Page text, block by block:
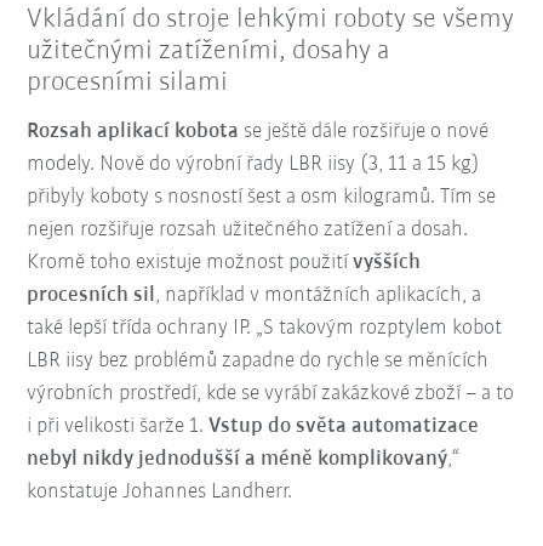
Vkládání do stroje lehkými roboty se všemy
užitečnými zatíženími, dosahy a
procesními silami
Rozsah aplikací kobota se ještě dále rozšiřuje o nové
modely. Nově do výrobní řady LBR iisy (3, 11 a 15 kg)
přibyly koboty s nosností šest a osm kilogramů. Tím se
nejen rozšiřuje rozsah užitečného zatížení a dosah.
Kromě toho existuje možnost použitívyšších
procesních sil, například v montážních aplikacích, a
také lepší třída ochrany IP. „S takovým rozptylem kobot
LBR iisy bez problémů zapadne do rychle se měnících
výrobních prostředí, kde se vyrábí zakázkové zboží – a to
i při velikosti šarže 1.Vstup do světa automatizace
nebyl nikdy jednodušší a méně komplikovaný,“
konstatuje Johannes Landherr.